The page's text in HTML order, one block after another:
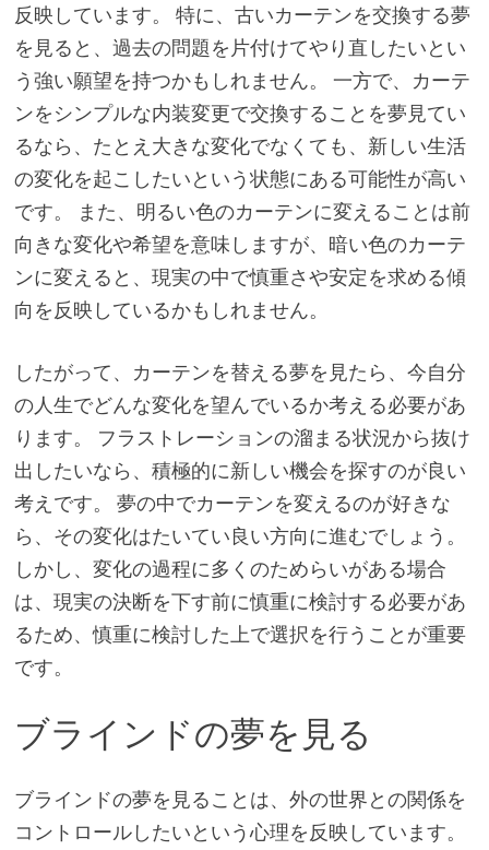
反映しています。 特に、古いカーテンを交換する夢
を見ると、過去の問題を片付けてやり直したいとい
う強い願望を持つかもしれません。 一方で、カーテ
ンをシンプルな内装変更で交換することを夢見てい
るなら、たとえ大きな変化でなくても、新しい生活
の変化を起こしたいという状態にある可能性が高い
です。 また、明るい色のカーテンに変えることは前
向きな変化や希望を意味しますが、暗い色のカーテ
ンに変えると、現実の中で慎重さや安定を求める傾
向を反映しているかもしれません。
したがって、カーテンを替える夢を見たら、今自分
の人生でどんな変化を望んでいるか考える必要があ
ります。 フラストレーションの溜まる状況から抜け
出したいなら、積極的に新しい機会を探すのが良い
考えです。 夢の中でカーテンを変えるのが好きな
ら、その変化はたいてい良い方向に進むでしょう。
しかし、変化の過程に多くのためらいがある場合
は、現実の決断を下す前に慎重に検討する必要があ
るため、慎重に検討した上で選択を行うことが重要
です。
ブラインドの夢を見る
ブラインドの夢を見ることは、外の世界との関係を
コントロールしたいという心理を反映しています。